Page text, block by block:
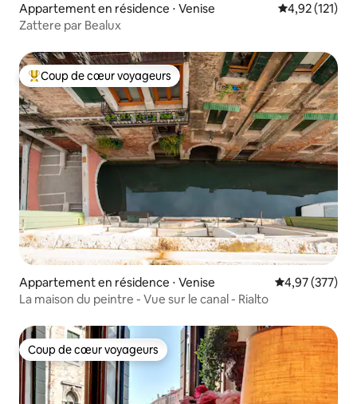
Appartement en résidence ⋅ Venise Évaluation
4,92 (121)
Zattere par Bealux
Coups de cœur voyageurs les plus appréciés
Coup de cœur voyageurs
Appartement en résidence ⋅ Venise Évaluation
4,97 (377)
La maison du peintre - Vue sur le canal - Rialto
Coup de cœur voyageurs
Coup de cœur voyageurs